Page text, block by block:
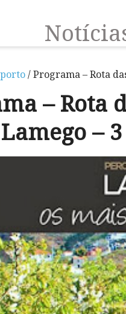
/ Programa – Rota
– Rota
Lamego –